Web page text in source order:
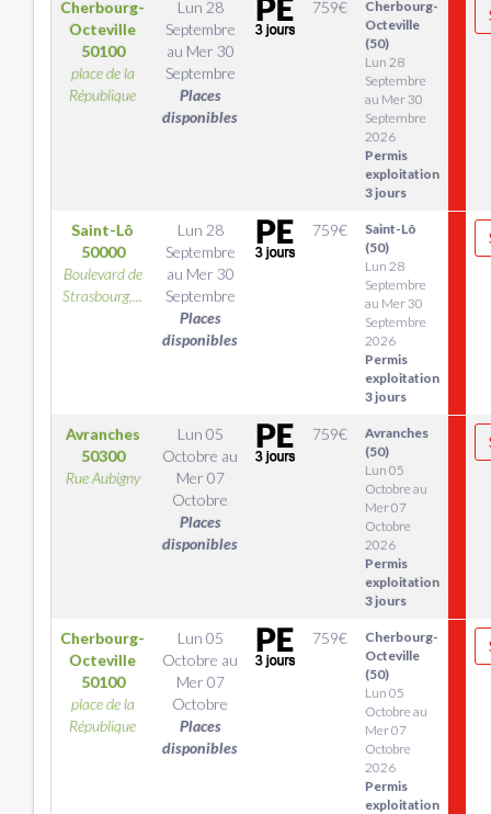
Cherbourg-
Octeville
50100
place de la
République
Lun 28
Septembre
au Mer 30
Septembre
Places
disponibles
759€
Cherbourg-
Octeville
(50)
Lun 28
Septembre
au Mer 30
Septembre
2026
Permis
exploitation
3 jours
Saint-Lô
50000
Boulevard de
Strasbourg,...
Lun 28
Septembre
au Mer 30
Septembre
Places
disponibles
759€
Saint-Lô
(50)
Lun 28
Septembre
au Mer 30
Septembre
2026
Permis
exploitation
3 jours
Avranches
50300
Rue Aubigny
Lun 05
Octobre au
Mer 07
Octobre
Places
disponibles
759€
Avranches
(50)
Lun 05
Octobre au
Mer 07
Octobre
2026
Permis
exploitation
3 jours
Cherbourg-
Octeville
50100
place de la
République
Lun 05
Octobre au
Mer 07
Octobre
Places
disponibles
759€
Cherbourg-
Octeville
(50)
Lun 05
Octobre au
Mer 07
Octobre
2026
Permis
exploitation